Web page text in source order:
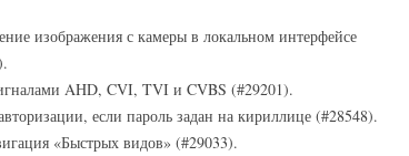
изображения с камеры в локальном интерфейсе
AHD, CVI, TVI и CVBS (#29201).
если пароль задан на кириллице (#28548).
«Быстрых видов» (#29033).